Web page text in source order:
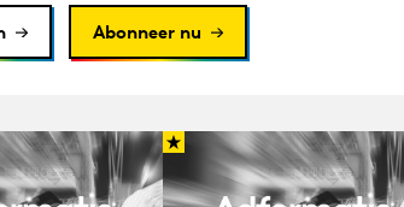
Abonneer nu